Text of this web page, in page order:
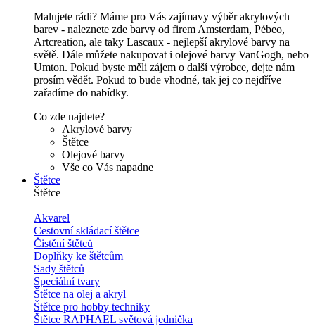
Malujete rádi? Máme pro Vás zajímavy výběr akrylových
barev - naleznete zde barvy od firem Amsterdam, Pébeo,
Artcreation, ale taky Lascaux - nejlepší akrylové barvy na
světě. Dále můžete nakupovat i olejové barvy VanGogh, nebo
Umton. Pokud byste měli zájem o další výrobce, dejte nám
prosím vědět. Pokud to bude vhodné, tak jej co nejdříve
zařadíme do nabídky.
Co zde najdete?
Akrylové barvy
Štětce
Olejové barvy
Vše co Vás napadne
Štětce
Štětce
Akvarel
Cestovní skládací štětce
Čistění štětců
Doplňky ke štětcům
Sady štětců
Speciální tvary
Štětce na olej a akryl
Štětce pro hobby techniky
Štětce RAPHAEL světová jednička